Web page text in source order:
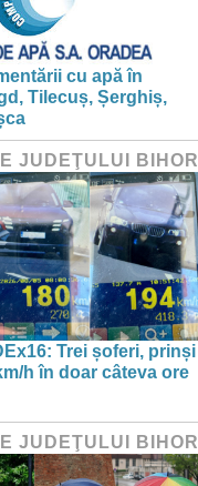
cu apă în
Tilecuș, Șerghiș,
JUDEŢULUI BIHOR
Trei șoferi, prinși
h în doar câteva ore
JUDEŢULUI BIHOR